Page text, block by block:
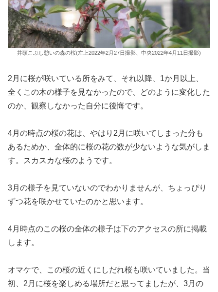
井頭こぶし憩いの森の桜(左上2022年2月27日撮影、中央2022年4月11日撮影)
2月に桜が咲いている所をみて、それ以降、1か月以上、
全くこの木の様子を見なかったので、どのように変化した
のか、観察しなかった自分に後悔です。
4月の時点の桜の花は、やはり2月に咲いてしまった分も
あるためか、全体的に桜の花の数が少ないような気がしま
す。スカスカな桜のようです。
3月の様子を見ていないのでわかりませんが、ちょっぴり
ずつ花を咲かせていたのかと思います。
4月時点のこの桜の全体の様子は下のアクセスの所に掲載
します。
オマケで、この桜の近くにしだれ桜も咲いていました。当
初、2月に桜を楽しめる場所だと思ってましたが、3月の